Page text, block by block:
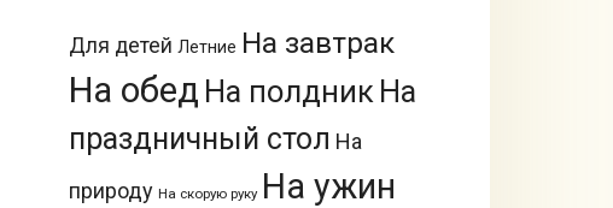
Для детей Летние На завтрак
На обед На полдник На
праздничный стол На
природу На скорую руку На ужин